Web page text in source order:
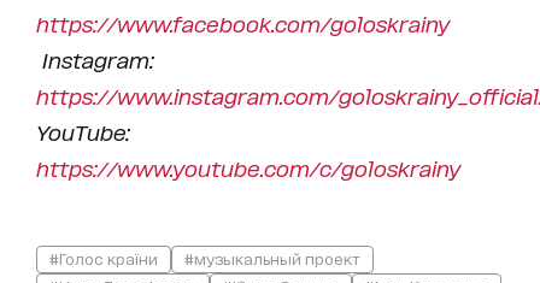
https://www.facebook.com/goloskrainy
Instagram:
https://www.instagram.com/
YouTube:
https://www.youtube.com/c/goloskrainy
#Голос країни
#музыкальный проект